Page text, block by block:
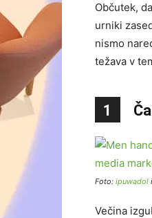
Občutek,
urniki
nismo
težava v
1
Foto: ipuwadol
Večina